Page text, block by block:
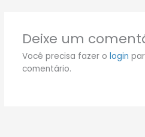
Deixe um
Você precisa fazer o login
comentário.